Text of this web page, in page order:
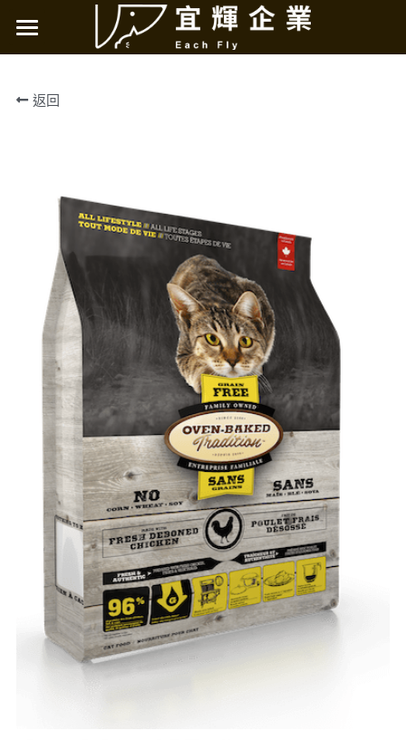
烘焙客天然糧
極光無穀天然糧
LOHAS肉嗨吃
店鋪資訊
新北
台北
桃園
基隆 宜蘭 花蓮
新竹
苗栗
台中
南投 彰化
雲林 嘉義
搜索
返回
商品分類
所有商品分類